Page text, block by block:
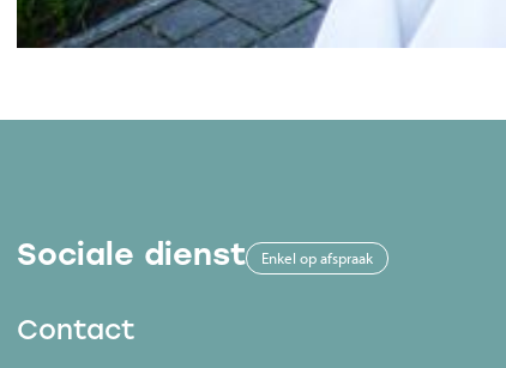
Sociale dienst Enkel op afspraak
Contact